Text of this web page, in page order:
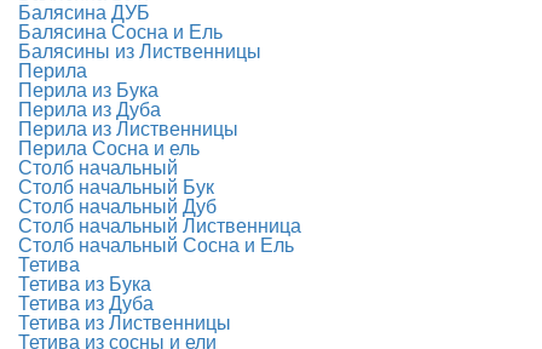
Балясина ДУБ
Балясина Сосна и Ель
Балясины из Лиственницы
Перила
Перила из Бука
Перила из Дуба
Перила из Лиственницы
Перила Сосна и ель
Столб начальный
Столб начальный Бук
Столб начальный Дуб
Столб начальный Лиственница
Столб начальный Сосна и Ель
Тетива
Тетива из Бука
Тетива из Дуба
Тетива из Лиственницы
Тетива из сосны и ели